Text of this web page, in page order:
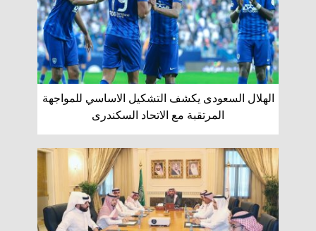
الهلال السعودى يكشف التشكيل الاساسي للمواجهة
المرتقبة مع الاتحاد السكندرى